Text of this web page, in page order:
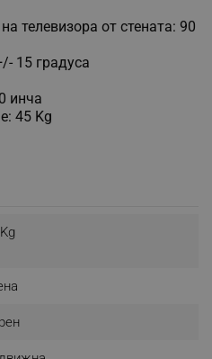
телевизора от стената: 90
15 градуса
инча
45 Kg